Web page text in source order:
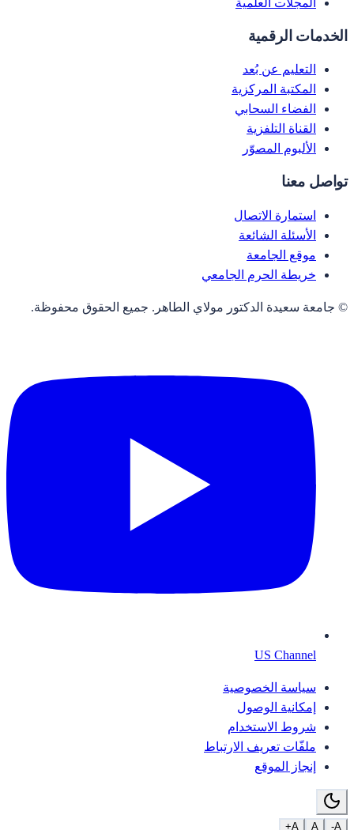
الخدمات الرقمية
التعليم عن بُعد
المكتبة المركزية
الفضاء السحابي
القناة التلفزية
الألبوم المصوّر
تواصل معنا
استمارة الاتصال
الأسئلة الشائعة
موقع الجامعة
خريطة الحرم الجامعي
© جامعة سعيدة الدكتور مولاي الطاهر. جميع الحقوق محفوظة.
US Channel
سياسة الخصوصية
إمكانية الوصول
شروط الاستخدام
ملفّات تعريف الارتباط
إنجاز الموقع
A-
A
A+